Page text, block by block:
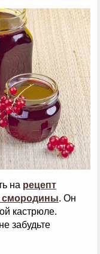
на рецепт
смородины. Он
кастрюле.
забудьте